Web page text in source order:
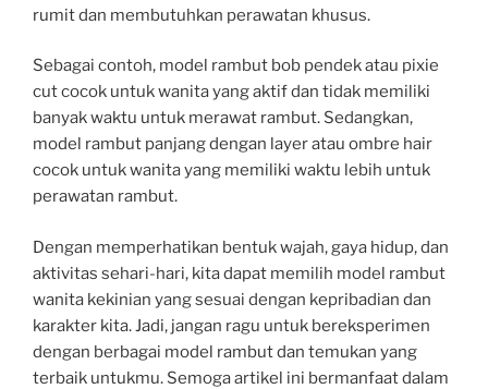
rumit dan membutuhkan perawatan khusus.
Sebagai contoh, model rambut bob pendek atau pixie
cut cocok untuk wanita yang aktif dan tidak memiliki
banyak waktu untuk merawat rambut. Sedangkan,
model rambut panjang dengan layer atau ombre hair
cocok untuk wanita yang memiliki waktu lebih untuk
perawatan rambut.
Dengan memperhatikan bentuk wajah, gaya hidup, dan
aktivitas sehari-hari, kita dapat memilih model rambut
wanita kekinian yang sesuai dengan kepribadian dan
karakter kita. Jadi, jangan ragu untuk bereksperimen
dengan berbagai model rambut dan temukan yang
terbaik untukmu. Semoga artikel ini bermanfaat dalam